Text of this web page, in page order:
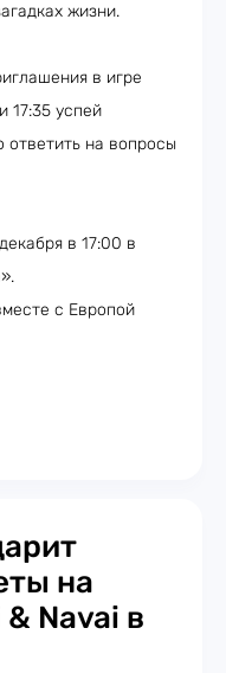
жизни.
в игре
17:35 успей
ответить на вопросы
в 17:00 в
с Европой
на
Navai в